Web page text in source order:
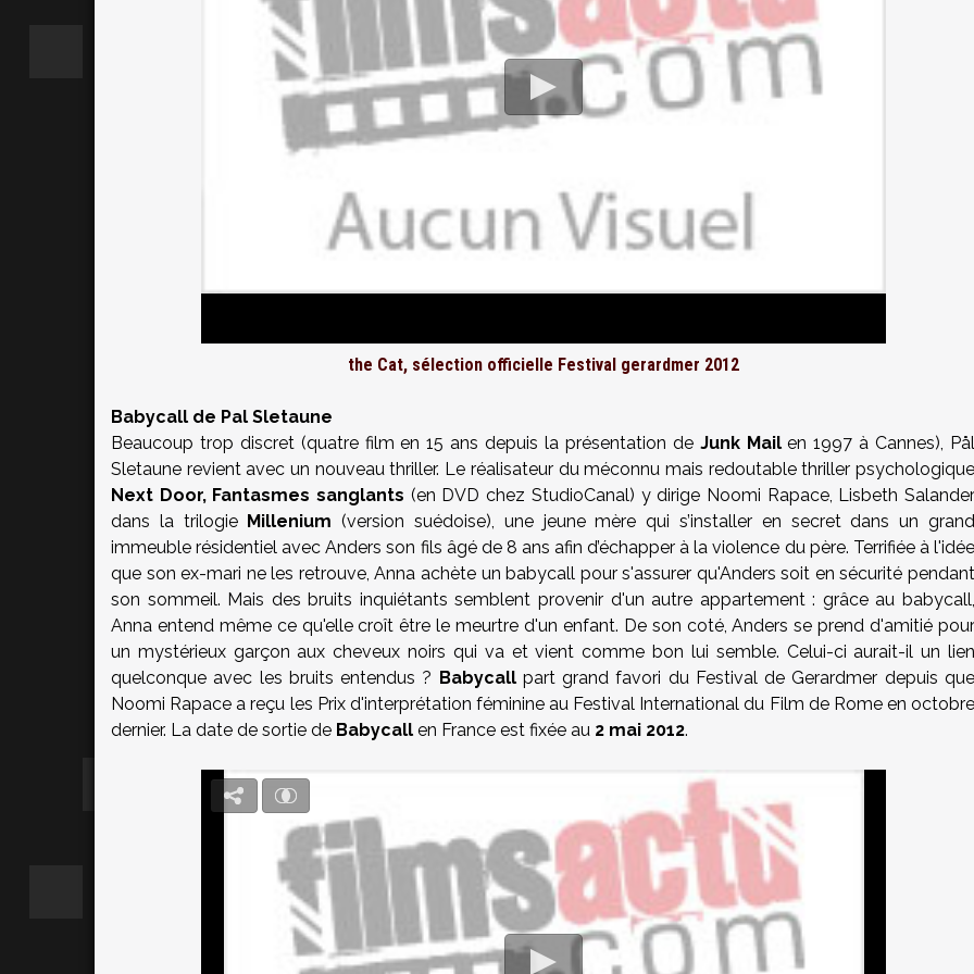
the Cat, sélection officielle Festival gerardmer 2012
Babycall de Pal Sletaune
Beaucoup trop discret (quatre film en 15 ans depuis la présentation deJunk Mailen 1997 à Cannes),
Sletaune revient avec un nouveau thriller. Le réalisateur du méconnu mais redoutable thriller psychologique
Next Door, Fantasmes sanglants (en DVD chez StudioCanal) y dirige Noomi Rapace, Lisbeth
dans la trilogie Millenium (version suédoise), une jeune mère qui s’installer en secret dans un
immeuble résidentiel avec Anders son fils âgé de 8 ans afin d’échapper à la violence du père. Terrifiée à l'idée
que son ex-mari ne les retrouve, Anna achète un babycall pour s'assurer qu'Anders soit en sécurité pendant
son sommeil. Mais des bruits inquiétants semblent provenir d'un autre appartement : grâce au babycall,
Anna entend même ce qu'elle croît être le meurtre d'un enfant. De son coté, Anders se prend d'amitié pour
un mystérieux garçon aux cheveux noirs qui va et vient comme bon lui semble. Celui-ci aurait-il un lien
quelconque avec les bruits entendus ? Babycall part grand favori du Festival de Gerardmer depuis
Noomi Rapace a reçu les Prix d'interprétation féminine au Festival International du Film de Rome en octobre
dernier. La date de sortie de Babycall en France est fixée au 2 mai 2012.